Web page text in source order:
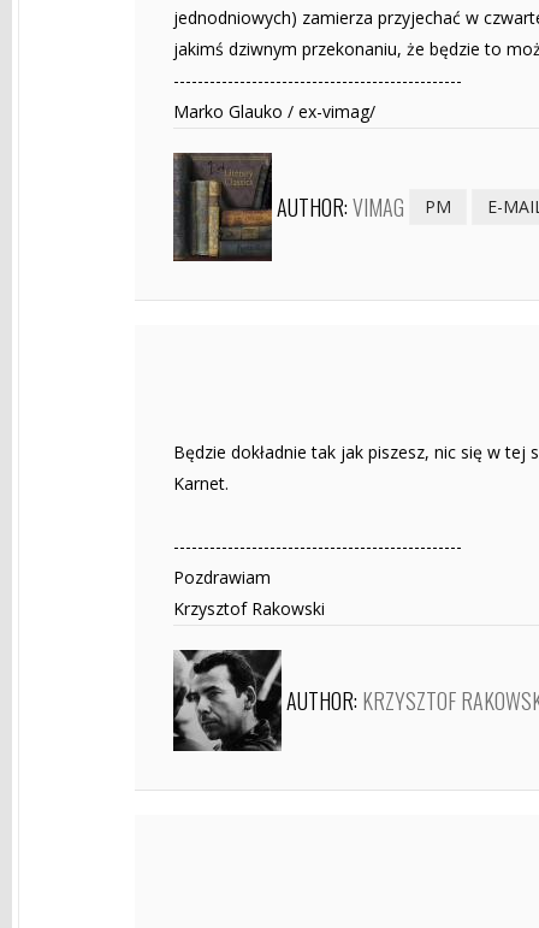
jednodniowych) zamierza przyjechać w
jakimś dziwnym przekonaniu, że będzie to
------------------------------------------------
Marko Glauko / ex-vimag/
AUTHOR:VIMAG PM E-
Będzie dokładnie tak jak piszesz, nic się w
Karnet.
------------------------------------------------
Pozdrawiam
Krzysztof Rakowski
AUTHOR: KRZYSZTOF